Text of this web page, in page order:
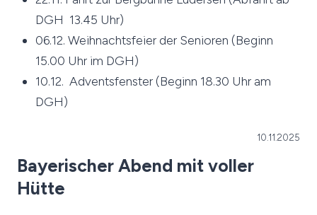
DGH 13.45 Uhr)
06.12. Weihnachtsfeier der Senioren (Beginn
15.00 Uhr im DGH)
10.12. Adventsfenster (Beginn 18.30 Uhr am
DGH)
10.11.2025
Bayerischer Abend mit voller
Hütte